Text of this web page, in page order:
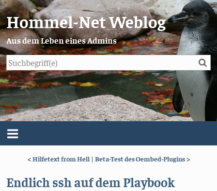
Hommel-Net Weblog
Aus dem Leben eines Admins
Menü
Impressum/Datenschutz
<Hilfetext from Hell | Beta-Test des Oembed-Plugins>
Endlich ssh auf dem Playbook